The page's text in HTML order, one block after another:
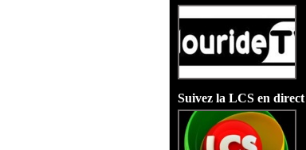
Suivez la LCS en direct